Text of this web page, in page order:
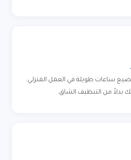
ساعات طويلة في العمل المنزلي.
بدلاً من التنظيف الشاق.